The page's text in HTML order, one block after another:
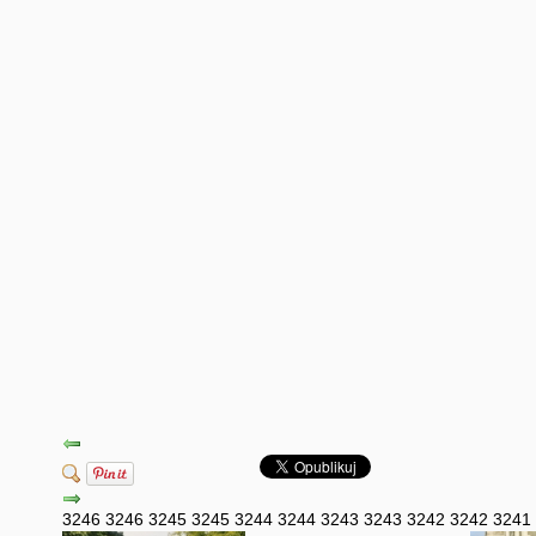
3246 3246 3245 3245 3244 3244 3243 3243 3242 3242 3241